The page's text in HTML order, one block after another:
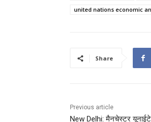
united nations economic
Share
Previous article
New Delhi: मैनचेस्टर